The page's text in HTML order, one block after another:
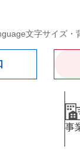
文字サイズ・
事